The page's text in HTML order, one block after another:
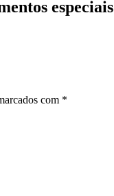
especiais
com *